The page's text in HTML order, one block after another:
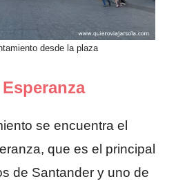
desde la plaza
se encuentra el
que es el principal
de Santander y uno de